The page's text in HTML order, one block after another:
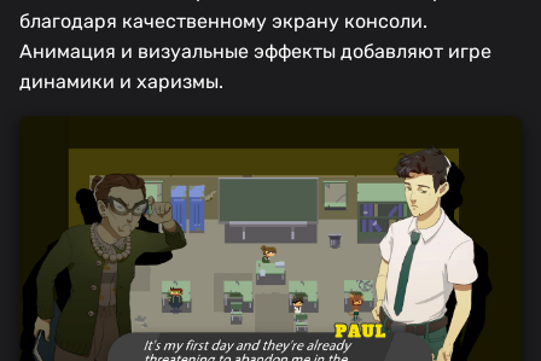
благодаря качественному экрану консоли.
Анимация и визуальные эффекты добавляют игре
динамики и харизмы.